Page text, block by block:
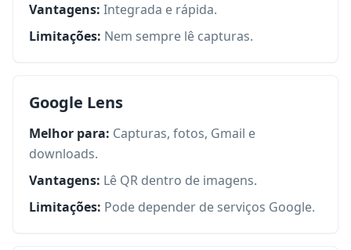
Vantagens: Integrada e rápida.
Limitações: Nem sempre lê capturas.
Google Lens
Melhor para: Capturas, fotos, Gmail e
downloads.
Vantagens: Lê QR dentro de imagens.
Limitações: Pode depender de serviços Google.